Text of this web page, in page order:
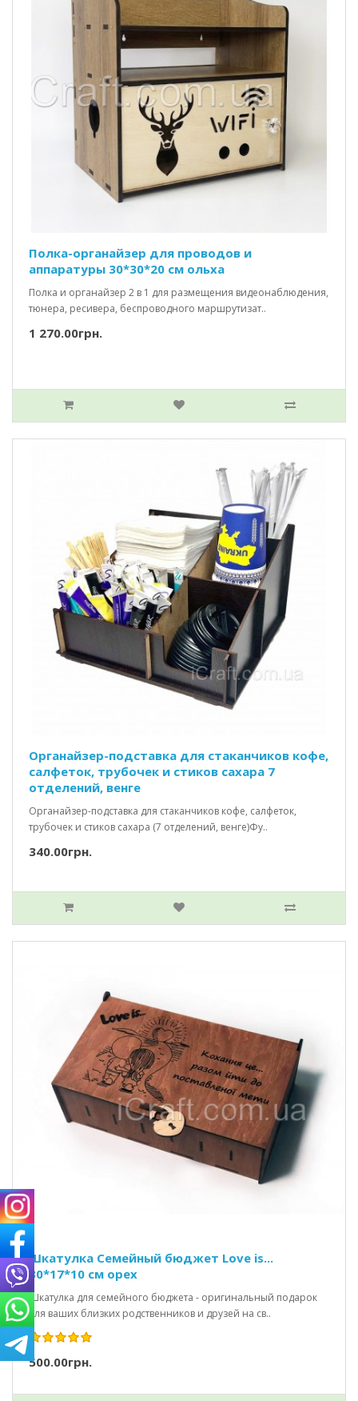
Полка-органайзер для проводов и
аппаратуры 30*30*20 см ольха
Полка и органайзер 2 в 1 для размещения видеонаблюдения,
тюнера, ресивера, беспроводного маршрутизат..
1 270.00грн.
Органайзер-подставка для стаканчиков кофе,
салфеток, трубочек и стиков сахара 7
отделений, венге
Органайзер-подставка для стаканчиков кофе, салфеток,
трубочек и стиков сахара (7 отделений, венге)Фу..
340.00грн.
Шкатулка Семейный бюджет Love is...
30*17*10 см орех
Шкатулка для семейного бюджета - оригинальный подарок
для ваших близких родственников и друзей на св..
500.00грн.